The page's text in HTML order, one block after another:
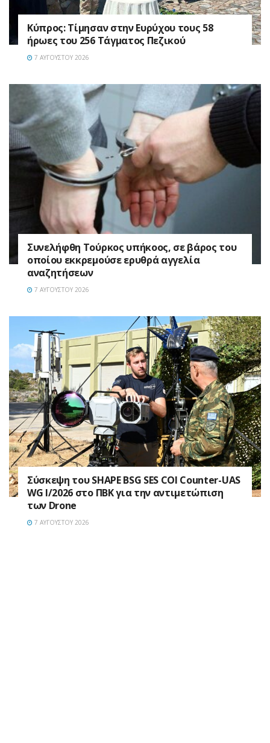
Κύπρος: Τίμησαν στην Ευρύχου τους 58
ήρωες του 256 Τάγματος Πεζικού
7 ΑΥΓΟΎΣΤΟΥ 2026
Συνελήφθη Τούρκος υπήκοος, σε βάρος του
οποίου εκκρεμούσε ερυθρά αγγελία
αναζητήσεων
7 ΑΥΓΟΎΣΤΟΥ 2026
Σύσκεψη του SHAPE BSG SES COI Counter-UAS
WG I/2026 στο ΠΒΚ για την αντιμετώπιση
των Drone
7 ΑΥΓΟΎΣΤΟΥ 2026